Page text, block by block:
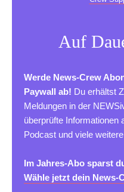
Auf
Werde News-Crew
Paywall ab! Du erhältst
Meldungen in der
überprüfte Informationen
Podcast und viele
Im Jahres-Abo sparst
Wähle jetzt dein News-